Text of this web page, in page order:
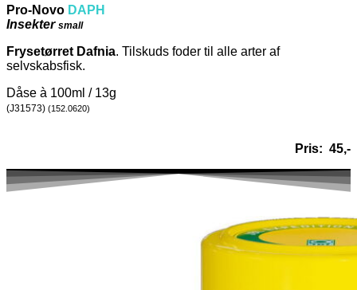
Pro-Novo DAPH
Insekter small
Frysetørret Dafnia. Tilskuds foder til alle arter af
selvskabsfisk.
Dåse à 100ml / 13g
(J31573) (152.0620)
Pris: 45,-